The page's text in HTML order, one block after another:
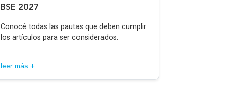
BSE 2027
Conocé todas las pautas que deben cumplir
los artículos para ser considerados.
leer más +